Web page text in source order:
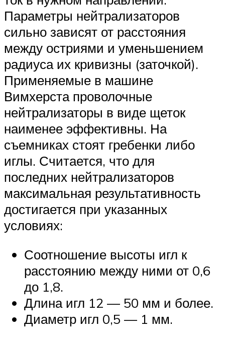
Параметры нейтрализаторов
сильно зависят от расстояния
между остриями и уменьшением
радиуса их кривизны (заточкой).
Применяемые в машине
Вимхерста проволочные
нейтрализаторы в виде щеток
наименее эффективны. На
съемниках стоят гребенки либо
иглы. Считается, что для
последних нейтрализаторов
максимальная результативность
достигается при указанных
условиях:
Соотношение высоты игл к
расстоянию между ними от 0,6
до 1,8.
Длина игл 12 — 50 мм и более.
Диаметр игл 0,5 — 1 мм.